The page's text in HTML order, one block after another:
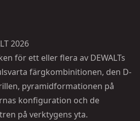
2026
för ett eller flera av DEWALTs
färgkombinitionen, den D-
pyramidformationen på
konfiguration och de
på verktygens yta.